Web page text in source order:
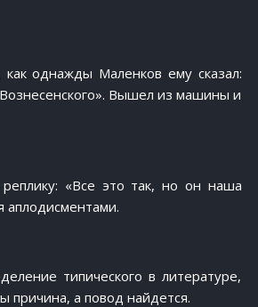
однажды Маленков ему сказал:
Вышел из машины и
«Все это так, но он наша
аплодисментами.
типического в литературе,
причина, а повод найдется.